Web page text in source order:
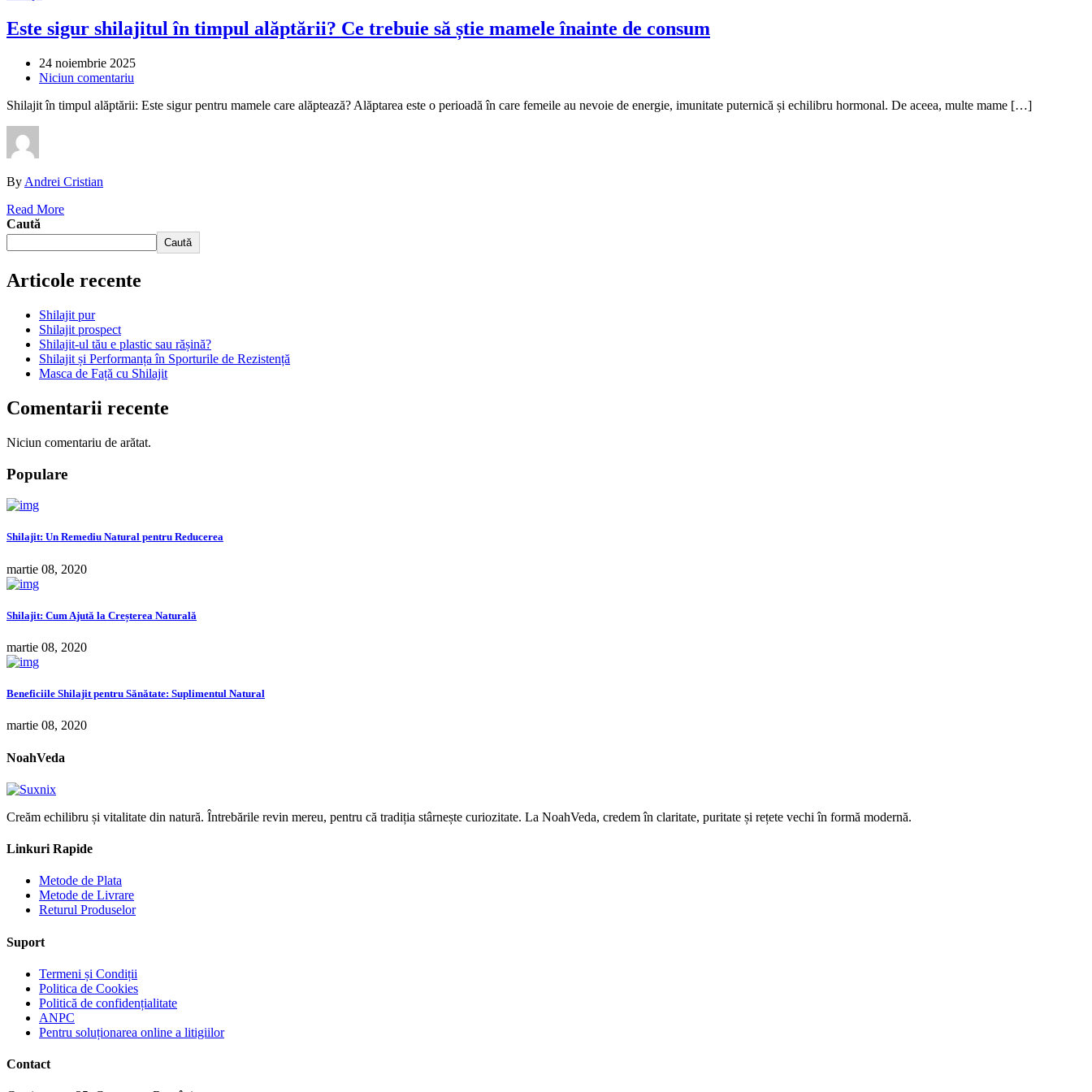
Este sigur shilajitul în timpul alăptării? Ce trebuie să știe mamele înainte de consum
24 noiembrie 2025
Niciun comentariu
Shilajit în timpul alăptării: Este sigur pentru mamele care alăptează? Alăptarea este o perioadă în care femeile au nevoie de energie, imunitate puternică și echilibru hormonal. De aceea, multe mame […]
By Andrei Cristian
Read More
Caută
Caută
Articole recente
Shilajit pur
Shilajit prospect
Shilajit-ul tău e plastic sau rășină?
Shilajit și Performanța în Sporturile de Rezistență
Masca de Față cu Shilajit
Comentarii recente
Niciun comentariu de arătat.
Populare
Shilajit: Un Remediu Natural pentru Reducerea
martie 08, 2020
Shilajit: Cum Ajută la Creșterea Naturală
martie 08, 2020
Beneficiile Shilajit pentru Sănătate: Suplimentul Natural
martie 08, 2020
NoahVeda
Creăm echilibru și vitalitate din natură. Întrebările revin mereu, pentru că tradiția stârnește curiozitate. La NoahVeda, credem în claritate, puritate și rețete vechi în formă modernă.
Linkuri Rapide
Metode de Plata
Metode de Livrare
Returul Produselor
Suport
Termeni și Condiții
Politica de Cookies
Politică de confidențialitate
ANPC
Pentru soluționarea online a litigiilor
Contact